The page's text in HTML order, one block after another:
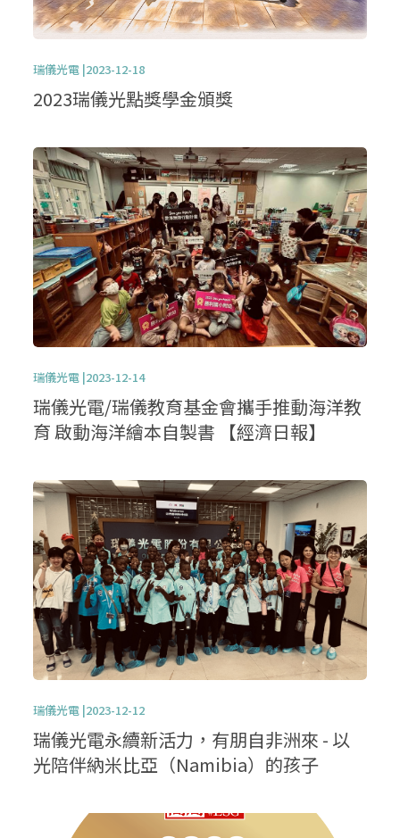
瑞儀光電 |2023-12-18
2023瑞儀光點獎學金頒獎
瑞儀光電 |2023-12-14
瑞儀光電/瑞儀教育基金會攜手推動海洋教
育 啟動海洋繪本自製書 【經濟日報】
瑞儀光電 |2023-12-12
瑞儀光電永續新活力，有朋自非洲來 - 以
光陪伴納米比亞（Namibia）的孩子